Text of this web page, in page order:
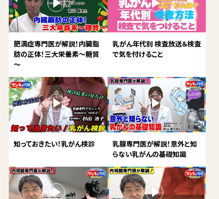
肥満症専門医が解説！内臓脂
肪の正体！三大栄養素～糖質
～
乳がん年代別 検査放送＆検査
で気を付けること
知っておきたい！乳がん検診
乳腺専門医が解説！意外と知
らない乳がんの基礎知識